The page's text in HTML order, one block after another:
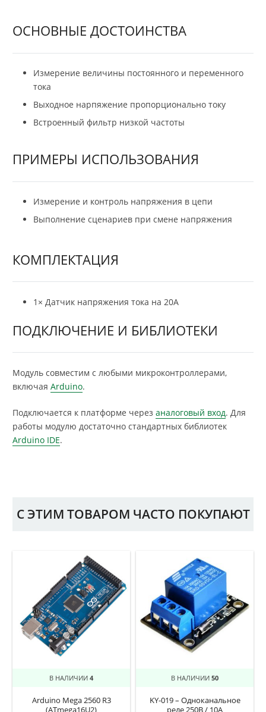
ОСНОВНЫЕ ДОСТОИНСТВА
Измерение величины постоянного и переменного
тока
Выходное нарпяжение пропорционально току
Встроенный фильтр низкой частоты
ПРИМЕРЫ ИСПОЛЬЗОВАНИЯ
Измерение и контроль напряжения в цепи
Выполнение сценариев при смене напряжения
КОМПЛЕКТАЦИЯ
1× Датчик напряжения тока на 20А
ПОДКЛЮЧЕНИЕ И БИБЛИОТЕКИ
Модуль совместим с любыми микроконтроллерами,
включая Arduino.
Подключается к платформе через аналоговый вход. Для
работы модулю достаточно стандартных библиотек
Arduino IDE.
С ЭТИМ ТОВАРОМ ЧАСТО ПОКУПАЮТ
В НАЛИЧИИ 4
Arduino Mega 2560 R3
В НАЛИЧИИ 50
KY-019 – Одноканальное